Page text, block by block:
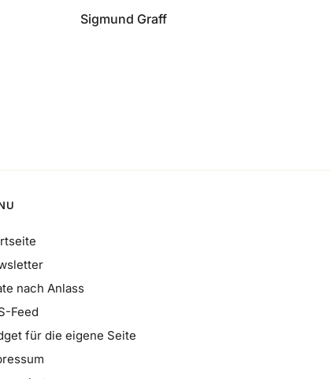
Sigmund Graff
nach Anlass
Feed
für die eigene Seite